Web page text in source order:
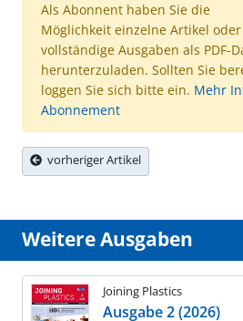
Als Abonnent haben Sie die
Möglichkeit einzelne Artikel oder
vollständige Ausgaben als PDF-
herunterzuladen. Sollten Sie
loggen Sie sich bitte ein. Mehr
Abonnement
vorheriger Artikel
Weitere Ausgaben
Joining Plastics
Ausgabe 2 (2026)